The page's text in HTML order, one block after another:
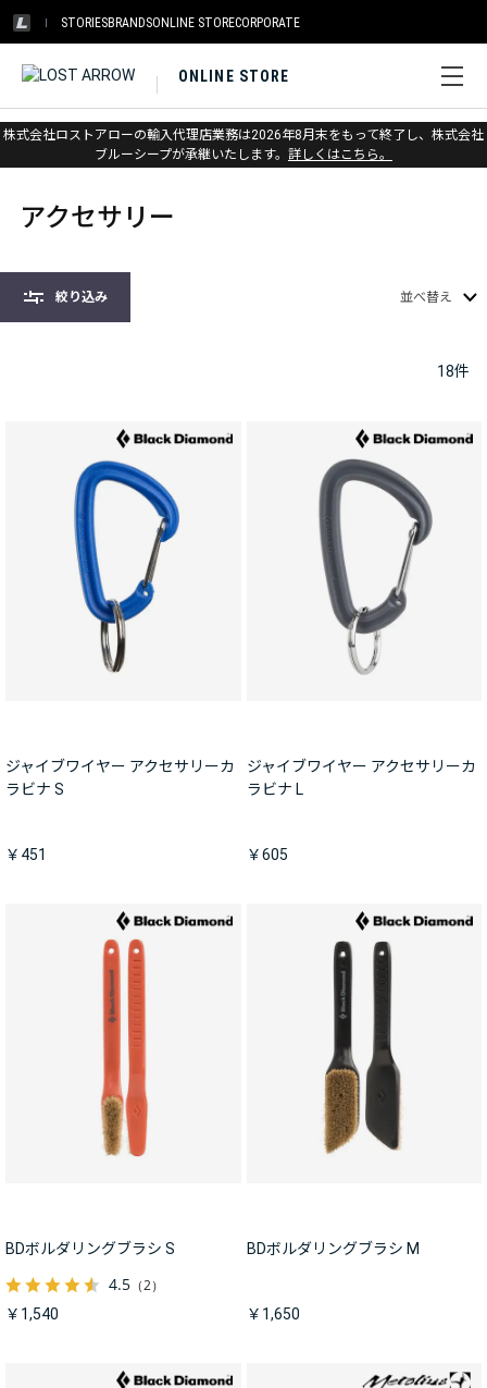
STORIESBRANDSONLINE STORECORPORATE
ONLINE STORE
株式会社ロストアローの輸入代理店業務は2026年8月末をもって終了し、株式会社
ブルーシープが承継いたします。 詳しくはこちら。
ホーム > クライミング > アクセサリー
アクセサリー
絞り込み 並べ替え
18件
ジャイブワイヤー アクセサリーカ
ラビナ S
￥451
ジャイブワイヤー アクセサリーカ
ラビナ L
￥605
BDボルダリングブラシ S
4.5 （2）
￥1,540
BDボルダリングブラシ M
￥1,650